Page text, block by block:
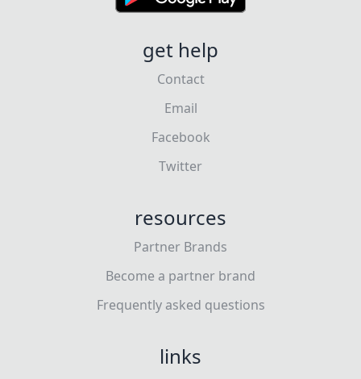
get help
Contact
Email
Facebook
Twitter
resources
Partner Brands
Become a partner brand
Frequently asked questions
links